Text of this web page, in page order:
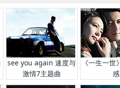
see you again 速度与
激情7主题曲
《一生一
感